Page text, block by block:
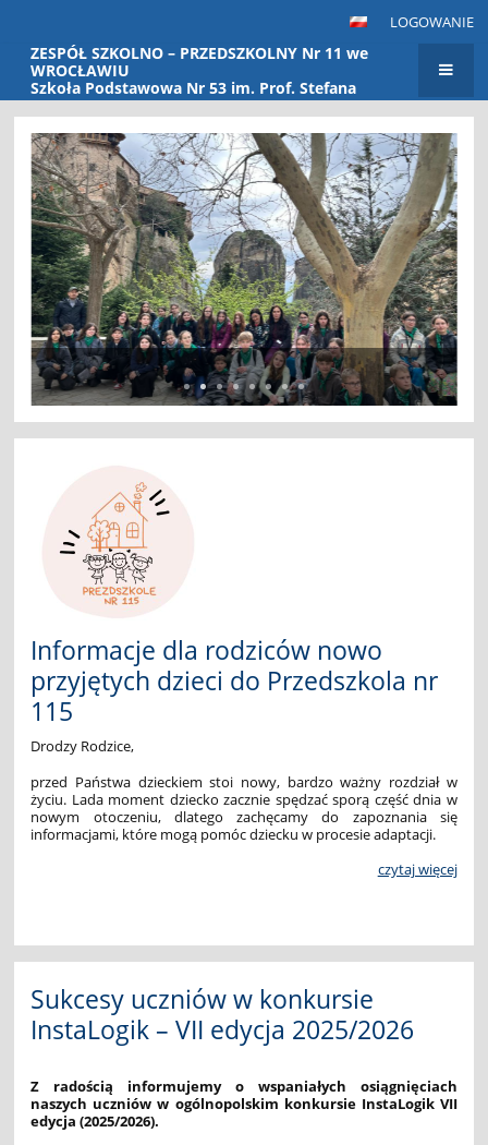
LOGOWANIE
ZESPÓŁ SZKOLNO – PRZEDSZKOLNY Nr 11 we
WROCŁAWIU
Szkoła Podstawowa Nr 53 im. Prof. Stefana
Banacha Przedszkole Nr 115
Strona
główna
Informacje dla rodziców nowo
przyjętych dzieci do Przedszkola nr
115
Drodzy Rodzice,
przed Państwa dzieckiem stoi nowy, bardzo ważny rozdział w
życiu. Lada moment dziecko zacznie spędzać sporą część dnia w
nowym
otoczeniu, dlatego zachęcamy do zapoznania
się
informacjami, które mogą pomócdzieckuw procesie adaptacji.
czytaj więcej
Sukcesy uczniów w konkursie
InstaLogik – VII edycja 2025/2026
Z radością informujemy o wspaniałych osiągnięciach
naszych uczniów w ogólnopolskim konkursie InstaLogik VII
edycja (2025/2026).